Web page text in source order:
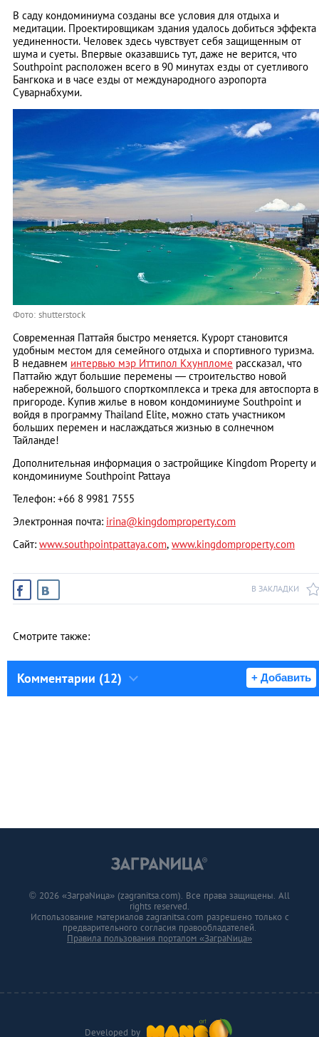
В саду кондоминиума созданы все условия для отдыха и
медитации. Проектировщикам здания удалось добиться эффекта
уединенности. Человек здесь чувствует себя защищенным от
шума и суеты. Впервые оказавшись тут, даже не верится, что
Southpoint расположен всего в 90 минутах езды от суетливого
Бангкока и в часе езды от международного аэропорта
Суварнабхуми.
Фото: shutterstock
Современная Паттайя быстро меняется. Курорт становится
удобным местом для семейного отдыха и спортивного туризма.
В недавнем интервью мэр Иттипол Кхунпломе рассказал, что
Паттайю ждут большие перемены — строительство новой
набережной, большого спорткомплекса и трека для автоспорта в
пригороде. Купив жилье в новом кондоминиуме Southpoint и
войдя в программу Thailand Elite, можно стать участником
больших перемен и наслаждаться жизнью в солнечном
Тайланде!
Дополнительная информация о застройщике Kingdom Property и
кондоминиуме Southpoint Pattaya
Телефон: +66 8 9981 7555
Электронная почта: irina@kingdomproperty.com
Сайт: www.southpointpattaya.com, www.kingdomproperty.com
В ЗАКЛАДКИ
Смотрите также:
Комментарии (12) + Добавить
Developed by
© 2026 «ЗаграNица» (zagranitsa.com). Все права защищены. All
rights reserved.
Использование материалов zagranitsa.com разрешено только с
предварительного согласия правообладателей.
Правила пользования порталом «ЗаграNица»